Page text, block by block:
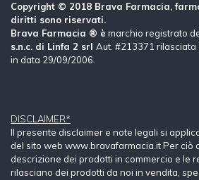
Copyright © 2018 Brava Farmacia,
diritti sono riservati.
Brava Farmacia ® è marchio registrato
s.n.c. di Linfa 2 srl Aut. #213371 rilasciata
in data 29/09/2006.
DISCLAIMER*
Il presente disclaimer e note legali si
del sito web www.bravafarmacia.it Per ciò
descrizione dei prodotti in commercio e le
rilasciano dei prodotti da noi in vendita,